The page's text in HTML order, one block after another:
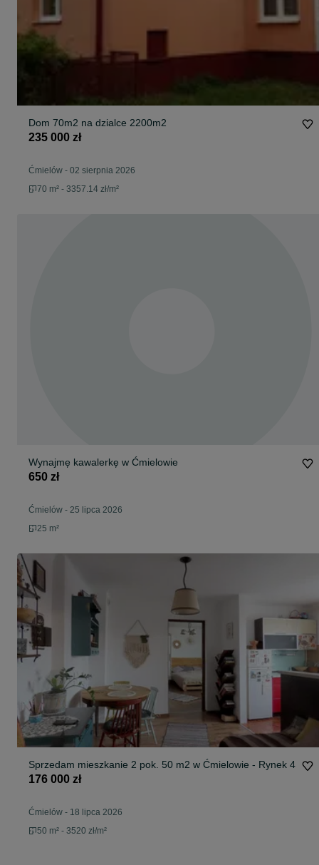
Dom 70m2 na dzialce 2200m2
235 000 zł
Ćmielów - 02 sierpnia 2026
70 m² - 3357.14 zł/m²
Wynajmę kawalerkę w Ćmielowie
650 zł
Ćmielów - 25 lipca 2026
25 m²
Sprzedam mieszkanie 2 pok. 50 m2 w Ćmielowie - Rynek 4
176 000 zł
Ćmielów - 18 lipca 2026
50 m² - 3520 zł/m²